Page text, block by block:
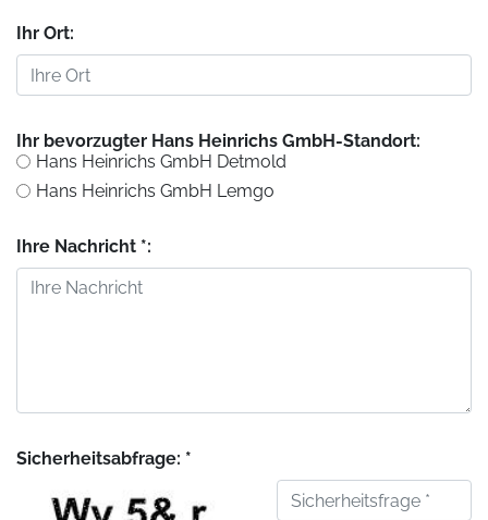
Ihr Ort:
Ihr bevorzugter Hans Heinrichs GmbH-Standort:
Hans Heinrichs GmbH Detmold
Hans Heinrichs GmbH Lemgo
Ihre Nachricht *:
Sicherheitsabfrage: *